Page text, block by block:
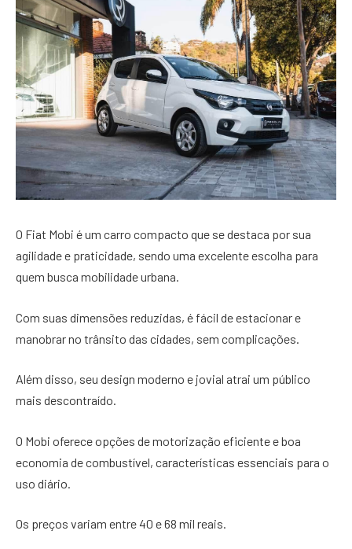
O Fiat Mobi é um carro compacto que se destaca por sua
agilidade e praticidade, sendo uma excelente escolha para
quem busca mobilidade urbana.
Com suas dimensões reduzidas, é fácil de estacionar e
manobrar no trânsito das cidades, sem complicações.
Além disso, seu design moderno e jovial atrai um público
mais descontraído.
O Mobi oferece opções de motorização eficiente e boa
economia de combustível, características essenciais para o
uso diário.
Os preços variam entre 40 e 68 mil reais.